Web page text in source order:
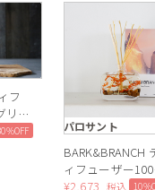
フ
リー
パロサント
BARK&BRANCH
ィフューザー
（パロサント）
¥2,673 税込